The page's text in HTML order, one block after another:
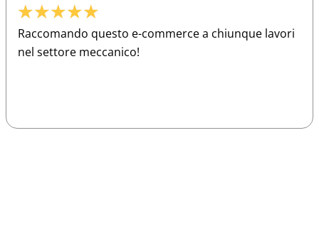
★★★★★
Raccomando questo e-commerce a chiunque lavori
nel settore meccanico!